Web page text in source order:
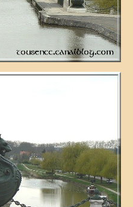
autour du monde